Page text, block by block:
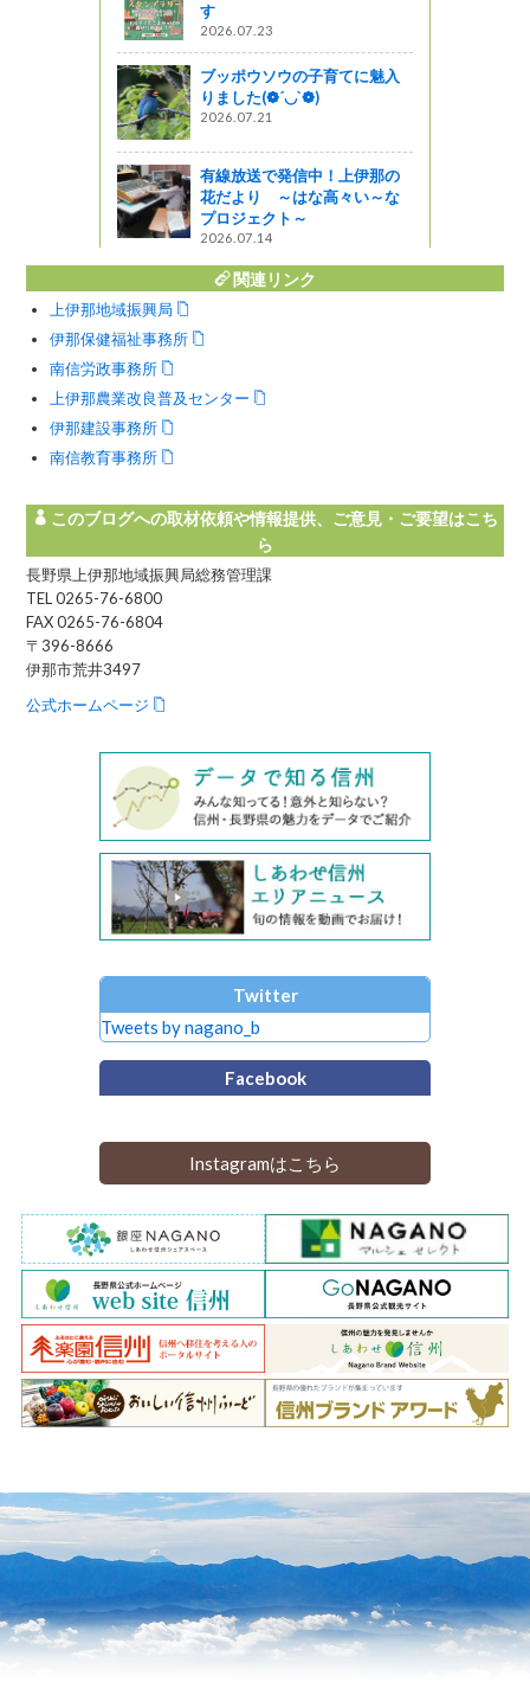
す
2026.07.23
ブッポウソウの子育てに魅入
りました(❁´◡`❁)
2026.07.21
有線放送で発信中！上伊那の
花だより ～はな高々い～な
プロジェクト～
2026.07.14
関連リンク
上伊那地域振興局
伊那保健福祉事務所
南信労政事務所
上伊那農業改良普及センター
伊那建設事務所
南信教育事務所
このブログへの取材依頼や情報提供、ご意見・ご要望はこち
ら
長野県上伊那地域振興局総務管理課
TEL 0265-76-6800
FAX 0265-76-6804
〒396-8666
伊那市荒井3497
公式ホームページ
Twitter
Tweets by nagano_b
Facebook
Instagramはこちら